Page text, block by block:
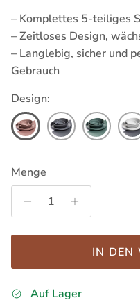
– Komplettes 5-teiliges
– Zeitloses Design,
– Langlebig, sicher und
Gebrauch
Design:
Menge
IN DEN
Auf Lager